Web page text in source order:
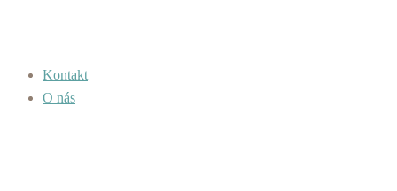
Kontakt
O nás